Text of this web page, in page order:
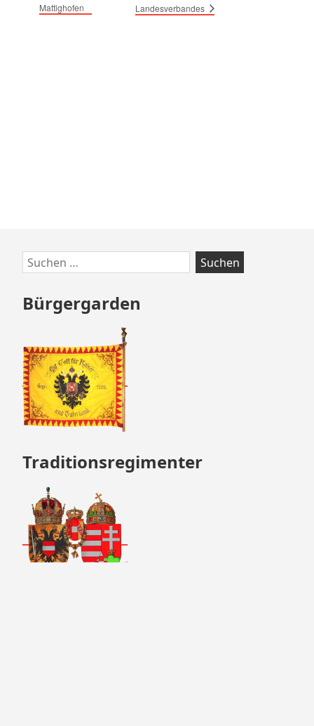
Mattighofen
Landesverbandes
Zum
Footer
springen
Suchen
nach:
Bürgergarden
Traditionsregimenter